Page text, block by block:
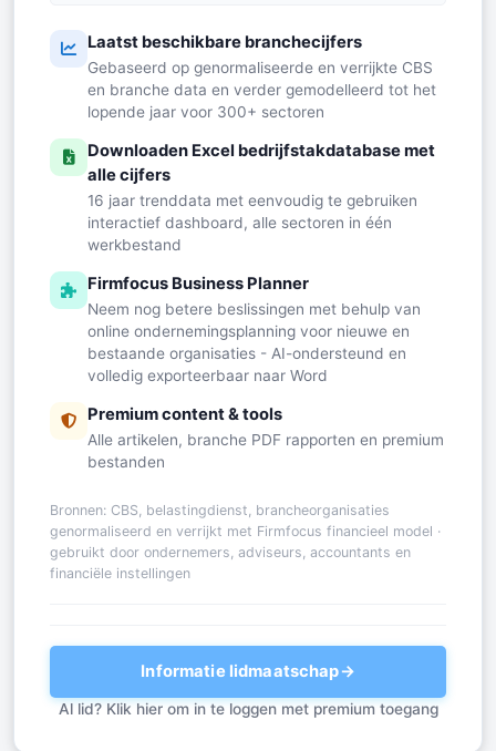
Laatst beschikbare branchecijfers
Gebaseerd op genormaliseerde en verrijkte CBS
en branche data en verder gemodelleerd tot het
lopende jaar voor 300+ sectoren
Downloaden Excel bedrijfstakdatabase met
alle cijfers
16 jaar trenddata met eenvoudig te gebruiken
interactief dashboard, alle sectoren in één
werkbestand
Firmfocus Business Planner
Neem nog betere beslissingen met behulp van
online ondernemingsplanning voor nieuwe en
bestaande organisaties - AI-ondersteund en
volledig exporteerbaar naar Word
Premium content & tools
Alle artikelen, branche PDF rapporten en premium
bestanden
Bronnen: CBS, belastingdienst, brancheorganisaties
genormaliseerd en verrijkt met Firmfocus financieel model ·
gebruikt door ondernemers, adviseurs, accountants en
financiële instellingen
Informatie lidmaatschap→
Al lid? Klik hier om in te loggen met premium toegang